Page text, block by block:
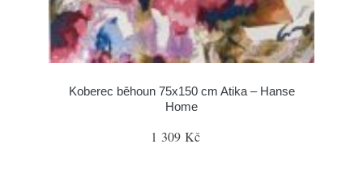
Koberec běhoun 75x150 cm Atika – Hanse
Home
1 309 Kč